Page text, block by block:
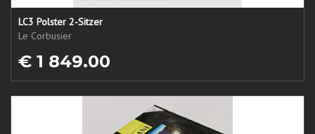
LC3 Polster 2-Sitzer
Le Corbusier
€ 1 849.00